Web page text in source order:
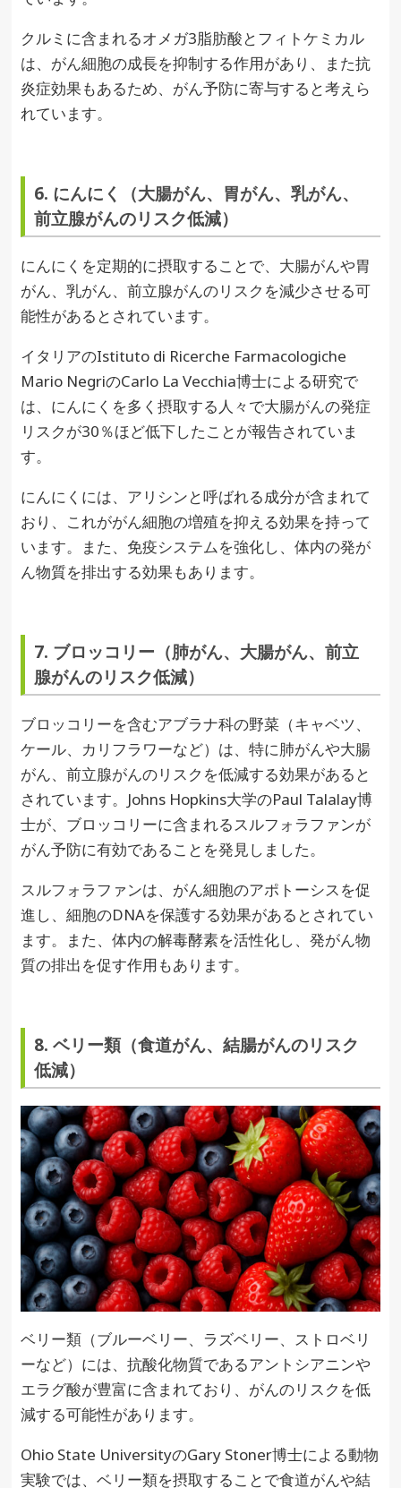
クルミに含まれるオメガ3脂肪酸とフィトケミカル
は、がん細胞の成長を抑制する作用があり、また抗
炎症効果もあるため、がん予防に寄与すると考えら
れています。
6. にんにく（大腸がん、胃がん、乳がん、
前立腺がんのリスク低減）
にんにくを定期的に摂取することで、大腸がんや胃
がん、乳がん、前立腺がんのリスクを減少させる可
能性があるとされています。
イタリアのIstituto di Ricerche Farmacologiche
Mario NegriのCarlo La Vecchia博士による研究で
は、にんにくを多く摂取する人々で大腸がんの発症
リスクが30％ほど低下したことが報告されていま
す。
にんにくには、アリシンと呼ばれる成分が含まれて
おり、これががん細胞の増殖を抑える効果を持って
います。また、免疫システムを強化し、体内の発が
ん物質を排出する効果もあります。
7. ブロッコリー（肺がん、大腸がん、前立
腺がんのリスク低減）
ブロッコリーを含むアブラナ科の野菜（キャベツ、
ケール、カリフラワーなど）は、特に肺がんや大腸
がん、前立腺がんのリスクを低減する効果があると
されています。Johns Hopkins大学のPaul Talalay博
士が、ブロッコリーに含まれるスルフォラファンが
がん予防に有効であることを発見しました。
スルフォラファンは、がん細胞のアポトーシスを促
進し、細胞のDNAを保護する効果があるとされてい
ます。また、体内の解毒酵素を活性化し、発がん物
質の排出を促す作用もあります。
8. ベリー類（食道がん、結腸がんのリスク
低減）
ベリー類（ブルーベリー、ラズベリー、ストロベリ
ーなど）には、抗酸化物質であるアントシアニンや
エラグ酸が豊富に含まれており、がんのリスクを低
減する可能性があります。
Ohio State UniversityのGary Stoner博士による動物
実験では、ベリー類を摂取することで食道がんや結